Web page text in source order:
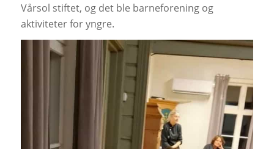
Vårsol stiftet, og det ble barneforening og
aktiviteter for yngre.